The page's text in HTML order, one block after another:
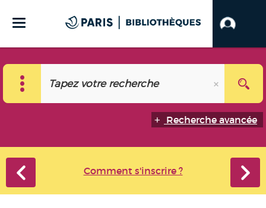
Recherche avancée
Comment s'inscrire ?